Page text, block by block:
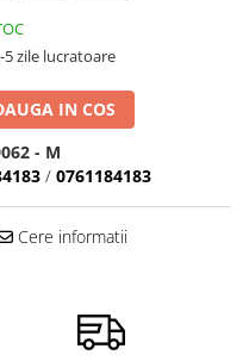
5 zile lucratoare
IN COS
- M
/ 0761184183
Cere informatii